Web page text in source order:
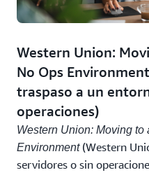
Western Union:
No Ops
traspaso a un
operaciones)
Western Union: Moving to
Environment(Western
servidores o sin